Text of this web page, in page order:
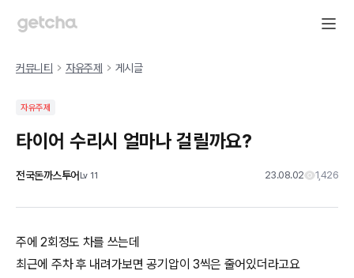
커뮤니티 자유주제 게시글
자유주제
타이어 수리시 얼마나 걸릴까요?
전국돈까스투어Lv 11 23.08.02 1,426
주에 2회정도 차를 쓰는데
최근에 주차 후 내려가보면 공기압이 3씩은 줄어있더라고요